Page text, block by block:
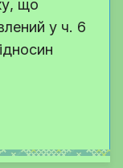
що
у ч. 6